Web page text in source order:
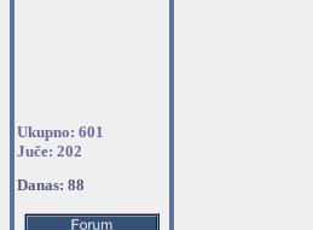
Ukupno: 601
Juče: 202
Danas: 88